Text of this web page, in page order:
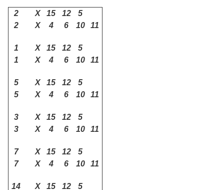
2 X 15 12
5
2
X 4 6 10 11
1 X 15 12
5
1
X 4 6 10 11
5 X 15 12
5
5
X 4 6 10 11
3 X 15 12
5
3
X 4 6 10 11
7 X 15 12
5
7
X 4 6 10 11
14 X 15 12
5